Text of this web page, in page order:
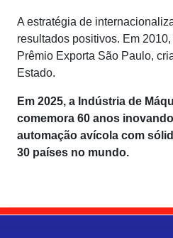
A estratégia de
resultados positivos. Em
Prêmio Exporta São Paulo,
Estado.
Em 2025, a Indústria de
comemora 60 anos
automação avícola com
30 países no mundo.